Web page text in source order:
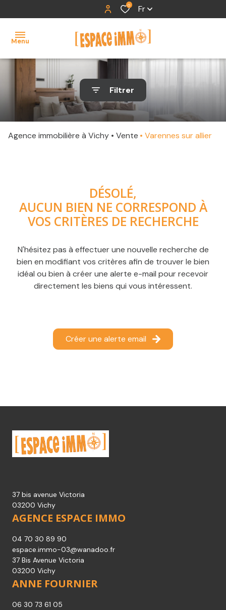
0 Fr
Menu
accueil
ventes
locations
Filtrer
Agence immobilière à Vichy Vente Varennes sur allier
DÉSOLÉ,
AUCUN BIEN NE CORRESPOND À
VOS CRITÈRES DE RECHERCHE
N'hésitez pas à effectuer une nouvelle recherche de
bien en modifiant vos critères afin de trouver le bien
idéal ou bien à créer une alerte e-mail pour recevoir
directement les biens qui vous intéressent.
Créer une alerte email
37 bis avenue Victoria
03200 Vichy
AGENCE ESPACE IMMO
04 70 30 89 90
espace.immo-03@wanadoo.fr
37 Bis Avenue Victoria
03200 Vichy
ANNE FOURNIER
06 30 73 61 05